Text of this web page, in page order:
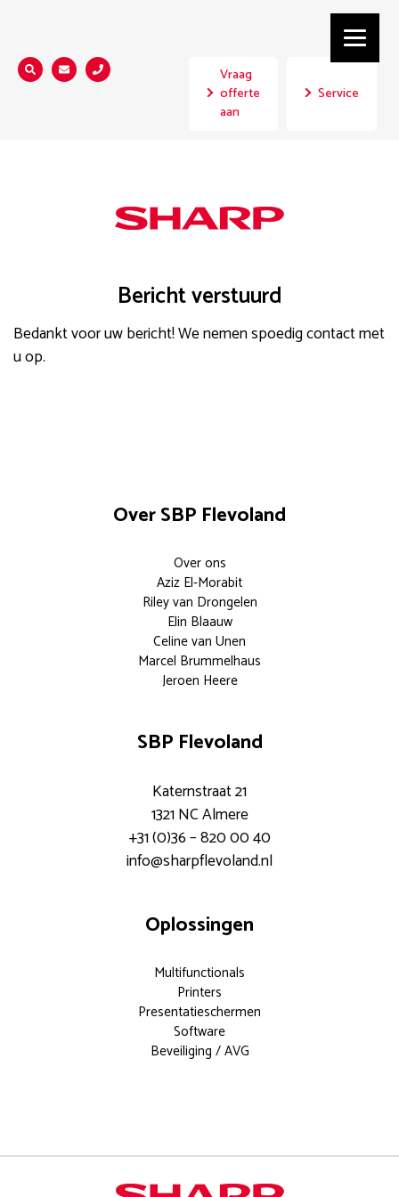
Zoeken...
Vraag
offerte
aan
Service
Bedankt Overstapservice
Bericht verstuurd
Bedankt voor uw bericht! We nemen spoedig contact met
u op.
Over SBP Flevoland
Over ons
Aziz El-Morabit
Riley van Drongelen
Elin Blaauw
Celine van Unen
Marcel Brummelhaus
Jeroen Heere
SBP Flevoland
Katernstraat 21
1321 NC Almere
+31 (0)36 – 820 00 40
info@sharpflevoland.nl
Oplossingen
Multifunctionals
Printers
Presentatieschermen
Software
Beveiliging / AVG